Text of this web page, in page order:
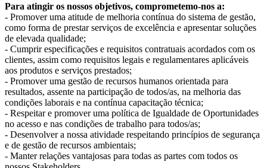
Para atingir os nossos objetivos, comprometemo-nos a:
- Promover uma atitude de melhoria contínua do sistema de gestão,
como forma de prestar serviços de excelência e apresentar soluções
de elevada qualidade;
- Cumprir especificações e requisitos contratuais acordados com os
clientes, assim como requisitos legais e regulamentares aplicáveis
aos produtos e serviços prestados;
- Promover uma gestão de recursos humanos orientada para
resultados, assente na participação de todos/as, na melhoria das
condições laborais e na contínua capacitação técnica;
- Respeitar e promover uma política de Igualdade de Oportunidades
no acesso e nas condições de trabalho para todos/as;
- Desenvolver a nossa atividade respeitando princípios de segurança
e de gestão de recursos ambientais;
- Manter relações vantajosas para todas as partes com todos os